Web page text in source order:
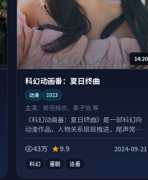
14:20
科幻动画番：夏日终曲
动漫 2023
主演：新垣结衣、章子怡 等
《科幻动画番：夏日终曲》是一部科幻向
动漫作品，人物关系层层推进，尾声常有
43万
9.9 2024-09-21
科幻 番剧 追番